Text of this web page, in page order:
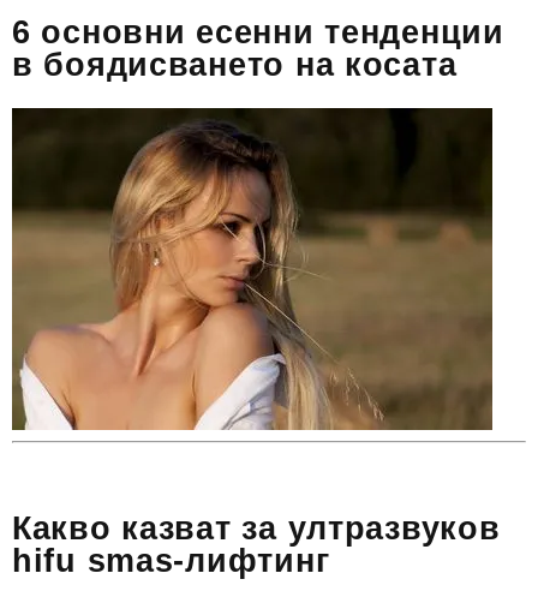
6 основни есенни тенденции
в боядисването на косата
Какво казват за ултразвуков
hifu smas-лифтинг